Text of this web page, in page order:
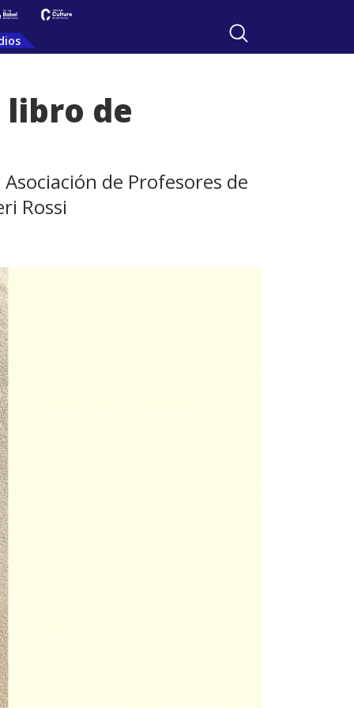
libro de
de Profesores de
Rossi